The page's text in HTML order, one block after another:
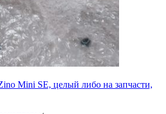
Mini SE, целый либо на запчасти,